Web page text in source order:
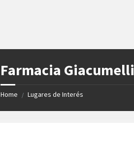
Farmacia Giacumelli
Home / Lugares de Interés